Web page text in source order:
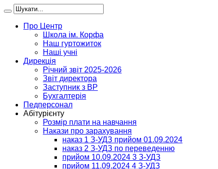
Про Центр
Школа ім. Корфа
Наш гуртожиток
Наші учні
Дирекція
Річний звіт 2025-2026
Звіт директора
Заступник з ВР
Бухгалтерія
Педперсонал
Абітурієнту
Розмір плати на навчання
Накази про зарахування
наказ 1 З-УДЗ прийом 01.09.2024
наказ 2 З-УДЗ по переведенню
прийом 10.09.2024 3 З-УДЗ
прийом 11.09.2024 4 З-УДЗ